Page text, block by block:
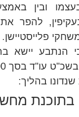
ובין
להפר
פלייסטיישן.
הנתבע יישא
שנדונו בהליך:
בתוכנת